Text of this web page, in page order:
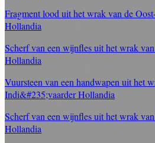
Fragment lood uit het wrak van de
Hollandia
Scherf van een wijnfles uit het wrak
Hollandia
Vuursteen van een handwapen uit het
Indi&#235;vaarder Hollandia
Scherf van een wijnfles uit het wrak
Hollandia